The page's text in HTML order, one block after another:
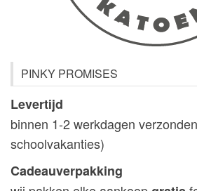
PINKY PROMISES
Levertijd
binnen 1-2 werkdagen
schoolvakanties)
Cadeauverpakking